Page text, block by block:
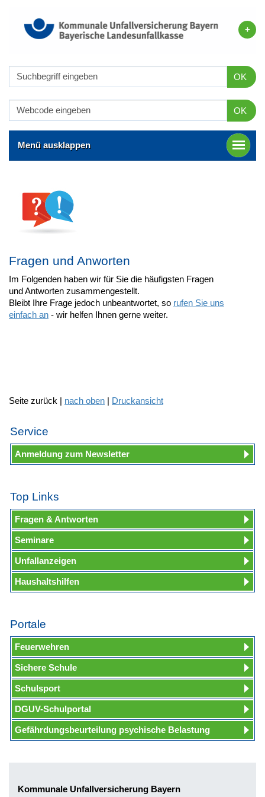
OK
OK
Menü ausklappen
Fragen und Anworten
Im Folgenden haben wir für Sie die häufigsten Fragen
und Antworten zusammengestellt.
Bleibt Ihre Frage jedoch unbeantwortet, so rufen Sie uns
einfach an - wir helfen Ihnen gerne weiter.
Seite zurück | nach oben | Druckansicht
Service
Anmeldung zum Newsletter
Top Links
Fragen & Antworten
Seminare
Unfallanzeigen
Haushaltshilfen
Portale
Feuerwehren
Sichere Schule
Schulsport
DGUV-Schulportal
Gefährdungsbeurteilung psychische Belastung
Kommunale Unfallversicherung Bayern